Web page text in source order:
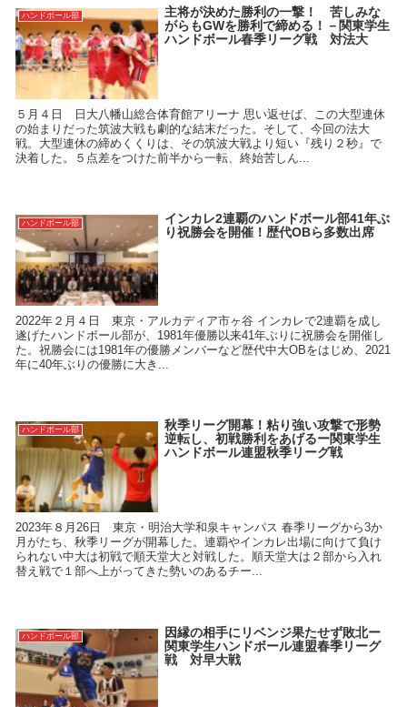
ハンドボール部
主将が決めた勝利の一撃！ 苦しみな
がらもGWを勝利で締める！－関東学生
ハンドボール春季リーグ戦 対法大
５月４日 日大八幡山総合体育館アリーナ 思い返せば、この大型連休
の始まりだった筑波大戦も劇的な結末だった。そして、今回の法大
戦。大型連休の締めくくりは、その筑波大戦より短い『残り２秒』で
決着した。５点差をつけた前半から一転、終始苦しん...
ハンドボール部
インカレ2連覇のハンドボール部41年ぶ
り祝勝会を開催！歴代OBら多数出席
2022年２月４日 東京・アルカディア市ヶ谷 インカレで2連覇を成し
遂げたハンドボール部が、1981年優勝以来41年ぶりに祝勝会を開催し
た。祝勝会には1981年の優勝メンバーなど歴代中大OBをはじめ、2021
年に40年ぶりの優勝に大き...
ハンドボール部
秋季リーグ開幕！粘り強い攻撃で形勢
逆転し、初戦勝利をあげるー関東学生
ハンドボール連盟秋季リーグ戦
2023年８月26日 東京・明治大学和泉キャンパス 春季リーグから3か
月がたち、秋季リーグが開幕した。連覇やインカレ出場に向けて負け
られない中大は初戦で順天堂大と対戦した。順天堂大は２部から入れ
替え戦で１部へ上がってきた勢いのあるチー...
ハンドボール部
因縁の相手にリベンジ果たせず敗北ー
関東学生ハンドボール連盟春季リーグ
戦 対早大戦